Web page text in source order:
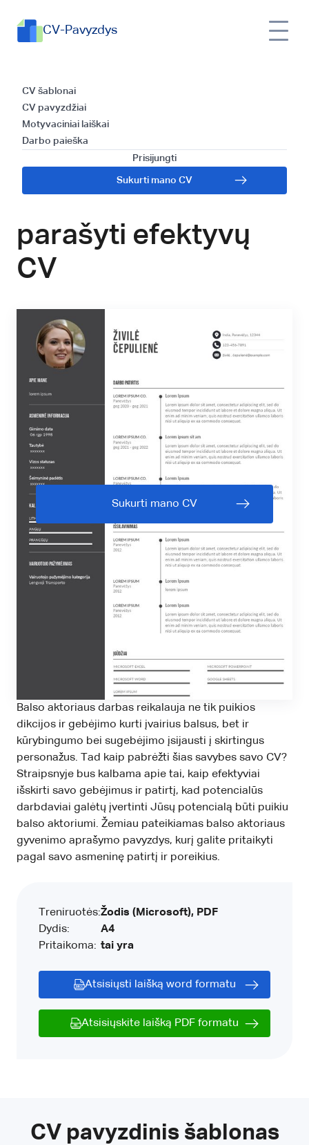
CV-Pavyzdys
CV šablonai
CV pavyzdžiai
Motyvaciniai laiškai
Darbo paieška
Prisijungti
Sukurti mano CV
CV šablono
naudojimas ir
patarimai balsų
aktoriams, kaip
parašyti efektyvų
CV
Sukurti mano CV
Balso aktoriaus darbas reikalauja ne tik puikios
dikcijos ir gebėjimo kurti įvairius balsus, bet ir
kūrybingumo bei sugebėjimo įsijausti į skirtingus
personažus. Tad kaip pabrėžti šias savybes savo CV?
Straipsnyje bus kalbama apie tai, kaip efektyviai
išskirti savo gebėjimus ir patirtį, kad potencialūs
darbdaviai galėtų įvertinti Jūsų potencialą būti puikiu
balso aktoriumi. Žemiau pateikiamas balso aktoriaus
gyvenimo aprašymo pavyzdys, kurį galite pritaikyti
pagal savo asmeninę patirtį ir poreikius.
Treniruotės:
Dydis:
Pritaikoma:
Žodis (Microsoft), PDF
A4
tai yra
Atsisiųsti laišką word formatu
Atsisiųskite laišką PDF formatu
CV pavyzdinis šablonas